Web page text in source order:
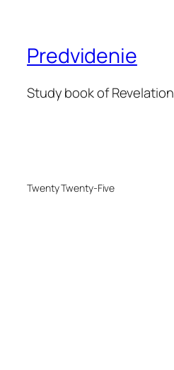
Predvidenie
Study book of Revelation
Twenty Twenty-Five